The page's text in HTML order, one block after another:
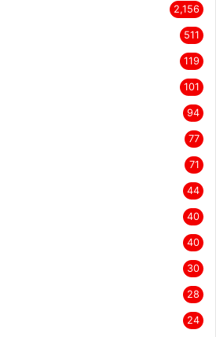
2,156
511
119
101
94
77
71
44
40
40
30
28
24